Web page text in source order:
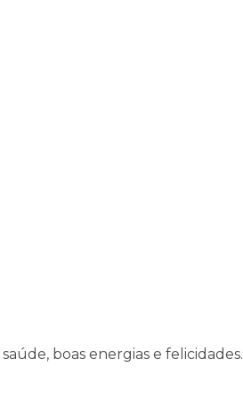
boas energias e felicidades.